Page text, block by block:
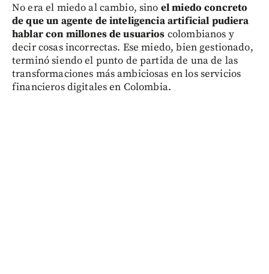
No era el miedo al cambio, sino el miedo concreto
de que un agente de inteligencia artificial pudiera
hablar con millones de usuarios colombianos y
decir cosas incorrectas. Ese miedo, bien gestionado,
terminó siendo el punto de partida de una de las
transformaciones más ambiciosas en los servicios
financieros digitales en Colombia.